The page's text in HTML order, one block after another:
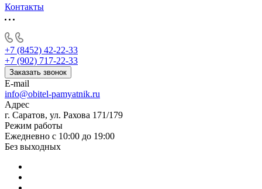
Контакты
+7 (8452) 42-22-33
+7 (902) 717-22-33
Заказать звонок
E-mail
info@obitel-pamyatnik.ru
Адрес
г. Саратов, ул. Рахова 171/179
Режим работы
Ежедневно с 10:00 до 19:00
Без выходных